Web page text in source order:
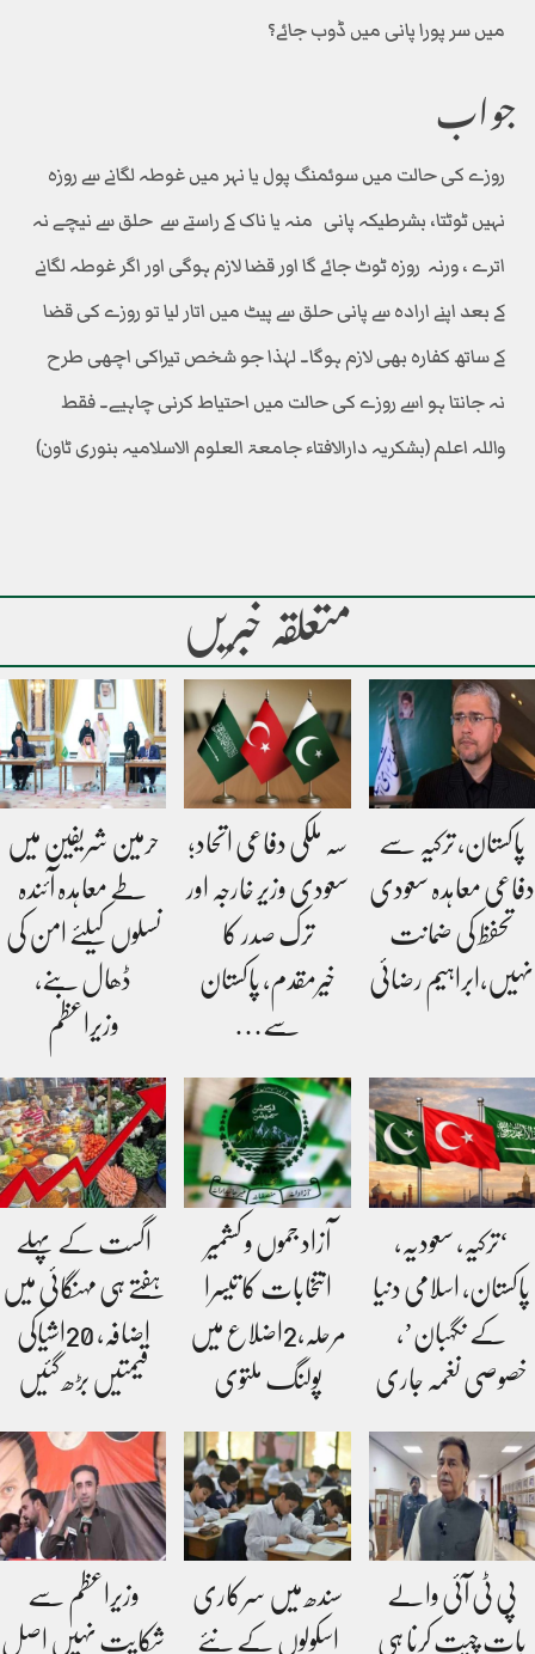
میں سر پورا پانی میں ڈوب جائے؟
جواب
روزے کی حالت میں سوئمنگ پول یا نہر میں غوطہ لگانے سے روزہ
نہیں ٹوٹتا، بشرطیکہ پانی منہ یا ناک کے راستے سے حلق سے نیچے نہ
اترے ، ورنہ روزہ ٹوٹ جائے گا اور قضا لازم ہوگی اور اگر غوطہ لگانے
کے بعد اپنے ارادہ سے پانی حلق سے پیٹ میں اتار لیا تو روزے کی قضا
کے ساتھ کفارہ بھی لازم ہوگا۔ لہٰذا جو شخص تیراکی اچھی طرح
نہ جانتا ہو اسے روزے کی حالت میں احتیاط کرنی چاہیے۔ فقط
واللہ اعلم (بشکریہ دارالافتاء جامعۃ العلوم الاسلامیہ بنوری ٹاون)
متعلقہ خبریں
پاکستان، ترکیہ سے
دفاعی معاہدہ سعودی
تحفظ کی ضمانت
نہیں،ابراہیم رضائی
سہ ملکی دفاعی اتحاد؛
سعودی وزیر خارجہ اور
ترک صدر کا
خیرمقدم، پاکستان
سے…
حرمین شریفین میں
طے معاہدہ آئندہ
نسلوں کیلئے امن کی
ڈھال بنے،
وزیراعظم
‘ترکیہ، سعودیہ،
پاکستان، اسلامی دنیا
کے نگہبان’،
خصوصی نغمہ جاری
آزاد جموں و کشمیر
انتخابات کا تیسرا
مرحلہ،2اضلاع میں
پولنگ ملتوی
اگست کے پہلے
ہفتے ہی مہنگائی میں
اضافہ، 20اشیاکی
قیمتیں بڑھ گئیں
پی ٹی آئی والے
بات چیت کرنا ہی
سندھ میں سرکاری
اسکولوں کے نئے
وزیراعظم سے
شکایت نہیں اصل